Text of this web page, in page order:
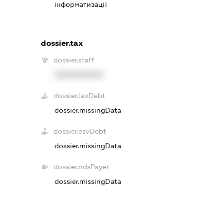
інформатизації
dossier.tax
dossier.staff
dossier.taxDebt
dossier.missingData
dossier.esvDebt
dossier.missingData
dossier.ndsPayer
dossier.missingData